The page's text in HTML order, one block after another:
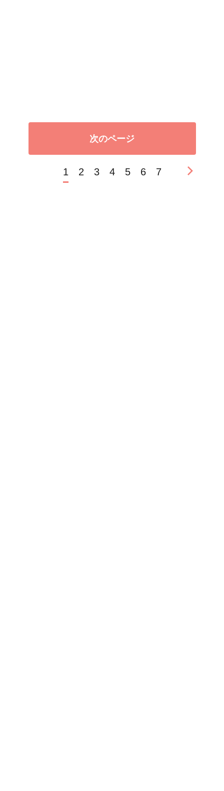
次のページ
1 2 3 4 5 6 7